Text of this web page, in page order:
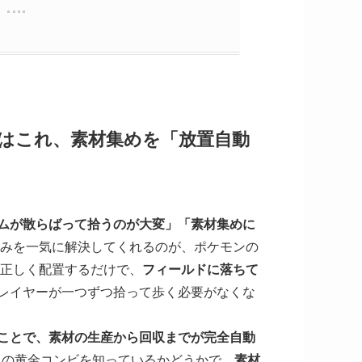
これ、素材集めを「放置自動
が散らばって拾うのが大変」「素材集めに
を一気に解決してくれるのが、ポケモンの
しく配置するだけで、 フィールドに落ちて
イヤーが一つずつ拾って歩く必要がなくな
とで、素材の生産から回収までが完全自動